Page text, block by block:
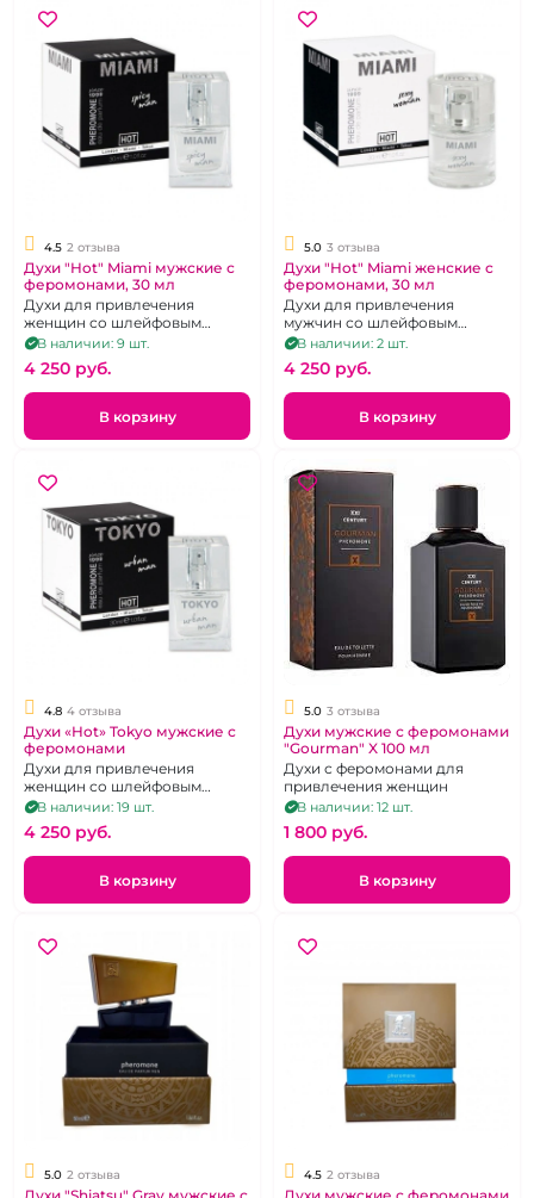
4.5 2 отзыва
Духи "Hot" Miami мужские с
феромонами, 30 мл
Духи для привлечения
женщин со шлейфовым
ароматом, 30 мл.
В наличии: 9 шт.
4 250 pуб.
В корзину
5.0 3 отзыва
Духи "Hot" Miami женские с
феромонами, 30 мл
Духи для привлечения
мужчин со шлейфовым
ароматом, 30 мл.
В наличии: 2 шт.
4 250 pуб.
В корзину
4.8 4 отзыва
Духи «Hot» Tokyo мужские с
феромонами
Духи для привлечения
женщин со шлейфовым
ароматом, 30 мл.
В наличии: 19 шт.
4 250 pуб.
В корзину
5.0 3 отзыва
Духи мужские с феромонами
"Gourman" X 100 мл
Духи с феромонами для
привлечения женщин
В наличии: 12 шт.
1 800 pуб.
В корзину
5.0 2 отзыва 4.5 2 отзыва